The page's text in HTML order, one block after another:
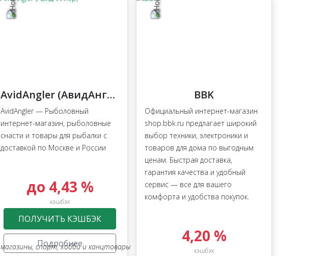
AvidAngler (АвидАнглер)
AvidAngler — Рыболовный
интернет-магазин, рыболовные
снасти и товары для рыбалки с
доставкой по Москве и России
магазины, спорт,хобби и канцтовары
до 4,43 %
кэшбэк
ПОЛУЧИТЬ КЭШБЭК
Подробнее
BBK
Официальный интернет-магазин
shop.bbk.ru предлагает широкий
выбор техники, электроники и
товаров для дома по выгодным
ценам. Быстрая доставка,
гарантия качества и удобный
сервис — все для вашего
комфорта и удобства покупок.
4,20 %
кэшбэк